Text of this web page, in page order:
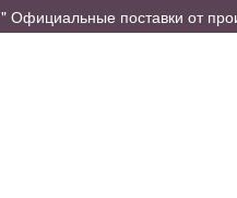
" Официальные поставки от